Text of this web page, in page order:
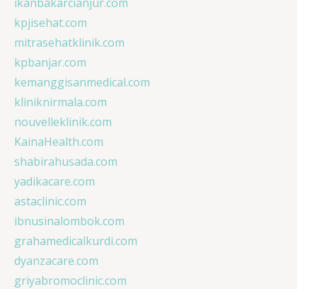
kpjisehat.com
mitrasehatklinik.com
kpbanjar.com
kemanggisanmedical.com
kliniknirmala.com
nouvelleklinik.com
KainaHealth.com
shabirahusada.com
yadikacare.com
astaclinic.com
ibnusinalombok.com
grahamedicalkurdi.com
dyanzacare.com
griyabromoclinic.com